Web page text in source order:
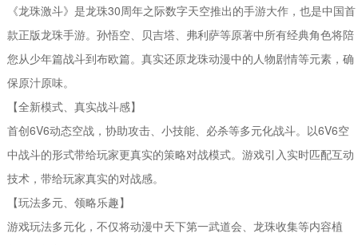
《龙珠激斗》是龙珠30周年之际数字天空推出的手游大作，也是中国首
款正版龙珠手游。孙悟空、贝吉塔、弗利萨等原著中所有经典角色将陪
您从少年篇战斗到布欧篇。真实还原龙珠动漫中的人物剧情等元素，确
保原汁原味。
【全新模式、真实战斗感】
首创6V6动态空战，协助攻击、小技能、必杀等多元化战斗。以6V6空
中战斗的形式带给玩家更真实的策略对战模式。游戏引入实时匹配互动
技术，带给玩家真实的对战感。
【玩法多元、领略乐趣】
游戏玩法多元化，不仅将动漫中天下第一武道会、龙珠收集等内容植